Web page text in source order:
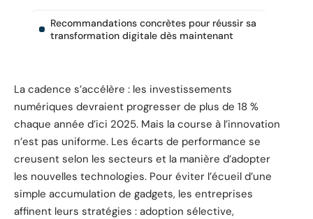
Recommandations concrètes pour réussir sa
transformation digitale dès maintenant
La cadence s’accélère : les investissements
numériques devraient progresser de plus de 18 %
chaque année d’ici 2025. Mais la course à l’innovation
n’est pas uniforme. Les écarts de performance se
creusent selon les secteurs et la manière d’adopter
les nouvelles technologies. Pour éviter l’écueil d’une
simple accumulation de gadgets, les entreprises
affinent leurs stratégies : adoption sélective,